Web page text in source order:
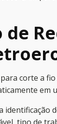
corte a
em